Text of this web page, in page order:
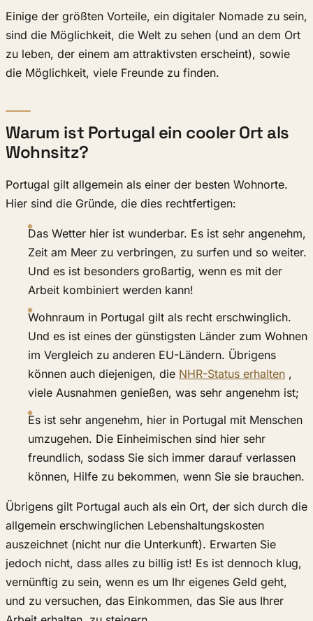
Einige der größten Vorteile, ein digitaler Nomade zu sein,
sind die Möglichkeit, die Welt zu sehen (und an dem Ort
zu leben, der einem am attraktivsten erscheint), sowie
die Möglichkeit, viele Freunde zu finden.
Warum ist Portugal ein cooler Ort als
Wohnsitz?
Portugal gilt allgemein als einer der besten Wohnorte.
Hier sind die Gründe, die dies rechtfertigen:
Das Wetter hier ist wunderbar. Es ist sehr angenehm,
Zeit am Meer zu verbringen, zu surfen und so weiter.
Und es ist besonders großartig, wenn es mit der
Arbeit kombiniert werden kann!
Wohnraum in Portugal gilt als recht erschwinglich.
Und es ist eines der günstigsten Länder zum Wohnen
im Vergleich zu anderen EU-Ländern. Übrigens
können auch diejenigen, die NHR-Status erhalten ,
viele Ausnahmen genießen, was sehr angenehm ist;
Es ist sehr angenehm, hier in Portugal mit Menschen
umzugehen. Die Einheimischen sind hier sehr
freundlich, sodass Sie sich immer darauf verlassen
können, Hilfe zu bekommen, wenn Sie sie brauchen.
Übrigens gilt Portugal auch als ein Ort, der sich durch die
allgemein erschwinglichen Lebenshaltungskosten
auszeichnet (nicht nur die Unterkunft). Erwarten Sie
jedoch nicht, dass alles zu billig ist! Es ist dennoch klug,
vernünftig zu sein, wenn es um Ihr eigenes Geld geht,
und zu versuchen, das Einkommen, das Sie aus Ihrer